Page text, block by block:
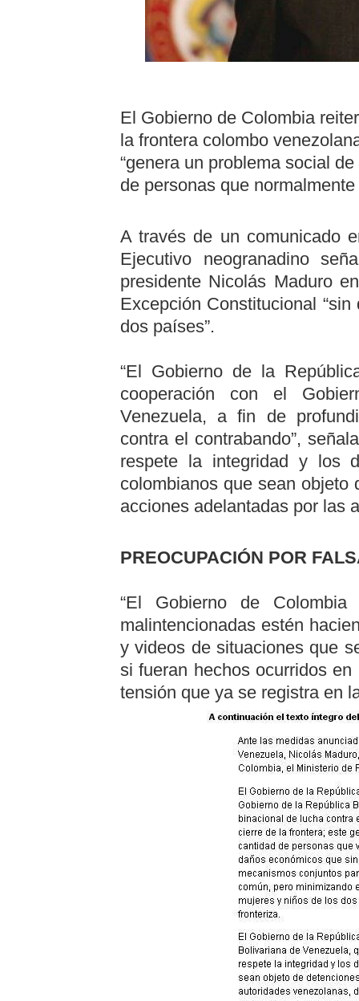
El Gobierno de Colombia
la frontera colombo
“genera un problema social
de personas que
A través de un comunicado
Ejecutivo neogranadino
presidente Nicolás Maduro
Excepción Constitucional
dos países”.
“El Gobierno de la
cooperación con el
Venezuela, a fin de
contra el contrabando”,
respete la integridad y los
colombianos que sean objeto
acciones adelantadas por las
PREOCUPACIÓN POR
“El Gobierno de
malintencionadas estén
y videos de situaciones que
si fueran hechos ocurridos
tensión que ya se registra en